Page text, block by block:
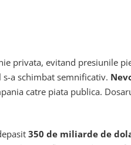
privata, evitand
a schimbat semnificativ.
catre piata publica.
350 de miliarde de